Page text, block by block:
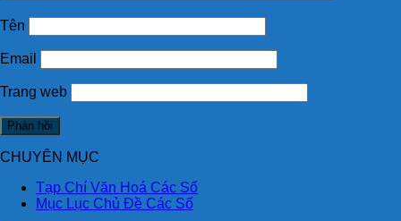
Tên
Email
Trang web
CHUYÊN MỤC
Tạp Chí Văn Hoá Các Số
Mục Lục Chủ Đề Các Số